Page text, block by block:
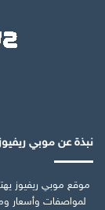
نبذة عن موبي ريفيوز
موقع موبي ريفيوز
لمواصفات وأسعار